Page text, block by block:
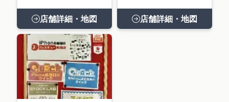
店舗詳細・地図 店舗詳細・地図